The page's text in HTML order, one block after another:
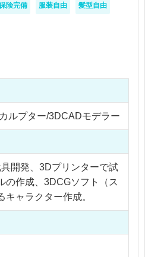
険完備 服装自由 髪型自由
ルプター/3DCADモデラー
開発、3Dプリンターで試
の作成、3DCGソフト（ス
キャラクター作成。